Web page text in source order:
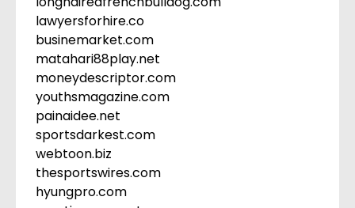
lawyersforhire.co
businemarket.com
matahari88play.net
moneydescriptor.com
youthsmagazine.com
painaidee.net
sportsdarkest.com
webtoon.biz
thesportswires.com
hyungpro.com